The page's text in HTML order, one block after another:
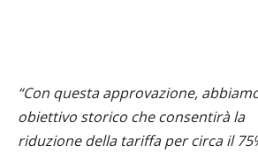
“Con questa approvazione,
obiettivo storico che consentirà la
riduzione della tariffa per circa il